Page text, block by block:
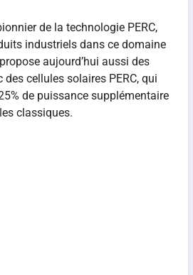
de la technologie PERC,
industriels dans ce domaine
aujourd’hui aussi des
cellules solaires PERC, qui
de puissance supplémentaire
classiques.